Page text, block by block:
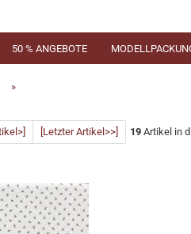
50 % ANGEBOTE
»
[Letzter Artikel>>] 19 Artikel in